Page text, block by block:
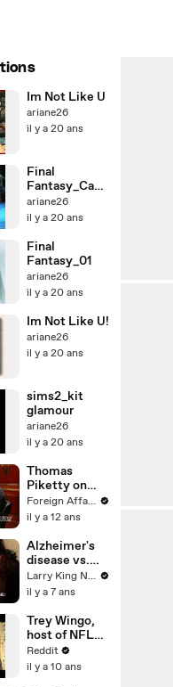
Im Not Like U
ariane26
il y a 20 ans
Final
Fantasy_Casc
ada
ariane26
il y a 20 ans
Final
Fantasy_01
ariane26
il y a 20 ans
Im Not Like U!
ariane26
il y a 20 ans
sims2_kit
glamour
ariane26
il y a 20 ans
Thomas
Piketty on
Economic
Inequality
Foreign Affairs
il y a 12 ans
Alzheimer's
disease vs.
dementia:
What's the
Larry King Now on Ora.TV
il y a 7 ans
Trey Wingo,
host of NFL
Live. Ask me
anything!
Reddit
il y a 10 ans